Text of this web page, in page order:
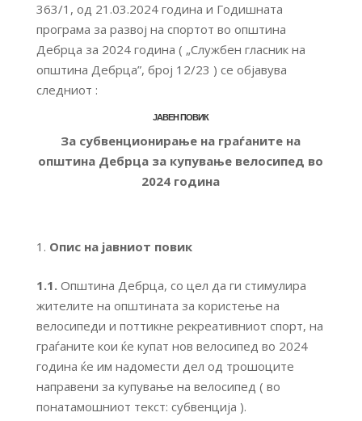
363/1, од 21.03.2024 година и Годишната
програма за развој на спортот во општина
Дебрца за 2024 година ( „Службен гласник на
општина Дебрца”, број 12/23 ) се објавува
следниот :
ЈАВЕН ПОВИК
За субвенционирање на граѓаните на
општина Дебрца за купување велосипед во
2024 година
Опис на јавниот повик
1.1.Општина Дебрца, со цел да ги стимулира
жителите на општината за користење на
велосипеди и поттикне рекреативниот спорт, на
граѓаните кои ќе купат нов велосипед во 2024
година ќе им надомести дел од трошоците
направени за купување на велосипед ( во
понатамошниот текст: субвенција ).